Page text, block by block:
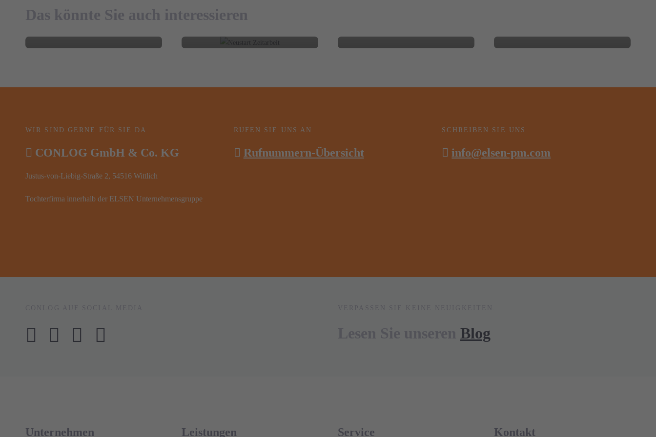
Das könnte Sie auch interessieren
WIR SIND GERNE FÜR SIE DA
CONLOG GmbH & Co. KG
Justus-von-Liebig-Straße 2, 54516 Wittlich
Tochterfirma innerhalb der ELSEN Unternehmensgruppe
RUFEN SIE UNS AN
Rufnummern-Übersicht
SCHREIBEN SIE UNS
info@elsen-pm.com
Blog
Unternehmen Leistungen Service Kontakt